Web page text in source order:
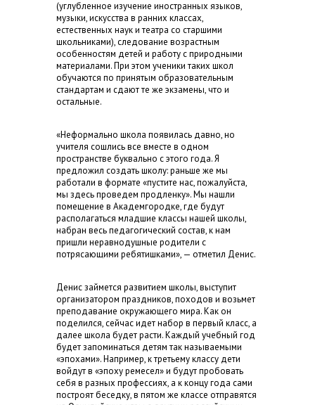
(углубленное изучение иностранных языков,
музыки, искусства в ранних классах,
естественных наук и театра со старшими
школьниками), следование возрастным
особенностям детей и работу с природными
материалами. При этом ученики таких школ
обучаются по принятым образовательным
стандартам и сдают те же экзамены, что и
остальные.
«Неформально школа появилась давно, но
учителя сошлись все вместе в одном
пространстве буквально с этого года. Я
предложил создать школу: раньше же мы
работали в формате «пустите нас, пожалуйста,
мы здесь проведем продленку». Мы нашли
помещение в Академгородке, где будут
располагаться младшие классы нашей школы,
набран весь педагогический состав, к нам
пришли неравнодушные родители с
потрясающими ребятишками», — отметил Денис.
Денис займется развитием школы, выступит
организатором праздников, походов и возьмет
преподавание окружающего мира. Как он
поделился, сейчас идет набор в первый класс, а
далее школа будет расти. Каждый учебный год
будет запоминаться детям так называемыми
«эпохами». Например, к третьему классу дети
войдут в «эпоху ремесел» и будут пробовать
себя в разных профессиях, а к концу года сами
построят беседку, в пятом же классе отправятся